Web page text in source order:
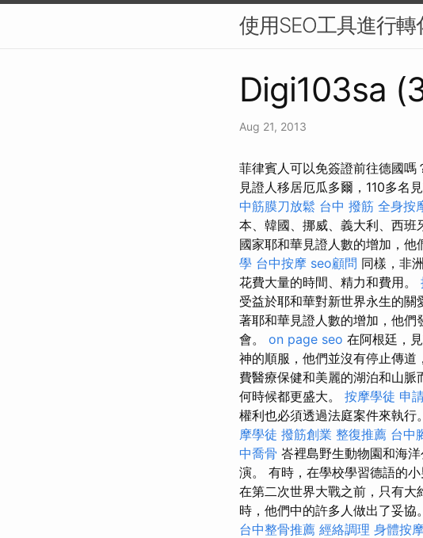
使用SEO工具進行
Digi103sa
Aug 21, 2013
菲律賓人可以免簽證前往德國
見證人移居厄瓜多爾，110多名
中筋膜刀放鬆 台中 撥筋 全身按
本、韓國、挪威、義大利、西班
國家耶和華見證人數的增加，他
學 台中按摩 seo顧問 同樣，非
花費大量的時間、精力和費用。
受益於耶和華對新世界永生的關
著耶和華見證人數的增加，他
會。 on page seo 在阿根廷，
神的順服，他們並沒有停止傳道
費醫療保健和美麗的湖泊和山
何時候都更盛大。 按摩學徒 申
權利也必須透過法庭案件來執
摩學徒 撥筋創業 整復推薦 台中
中喬骨 峇裡島野生動物園和海
演。 有時，在學校學習德語的
在第二次世界大戰之前，只有
時，他們中的許多人做出了妥協
台中整骨推薦 經絡調理 身體按